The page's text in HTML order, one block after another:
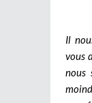
Il
vous
nous